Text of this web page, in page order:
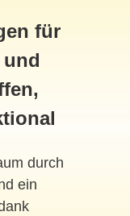
für
durch
ein